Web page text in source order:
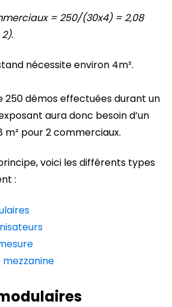
= 250/(30x4) = 2,08
nécessite environ 4m².
250 démos effectuées durant un
aura donc besoin d’un
m² pour 2 commerciaux.
voici les différents types
:
mezzanine